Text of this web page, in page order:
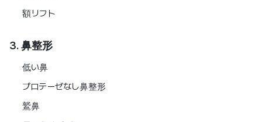
額リフト
3. 鼻整形
低い鼻
プロテーゼなし鼻整形
鷲鼻